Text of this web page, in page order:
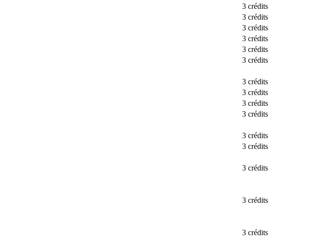
3 crédits
3 crédits
3 crédits
3 crédits
3 crédits
3 crédits
3 crédits
3 crédits
3 crédits
3 crédits
3 crédits
3 crédits
3 crédits
3 crédits
3 crédits